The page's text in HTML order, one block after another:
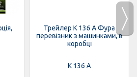
Трейлер K 136 A Фура
перевізник з машинками, в
коробці
K 136 A